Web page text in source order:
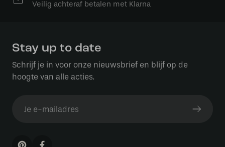
Veilig achteraf betalen met Klarna
Stay up to date
Schrijf je in voor onze nieuwsbrief en blijf op de
hoogte van alle acties.